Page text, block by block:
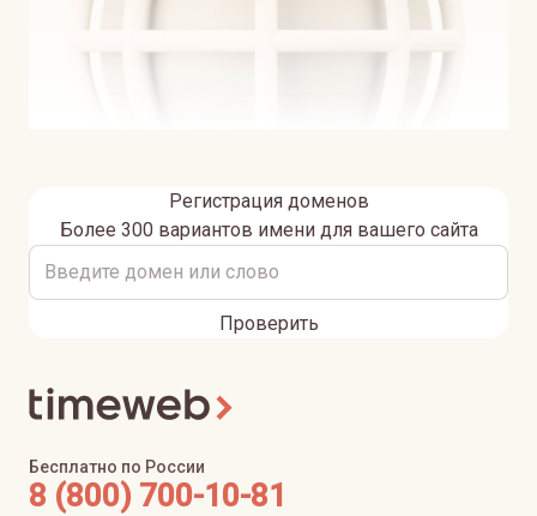
Регистрация доменов
Более 300 вариантов имени для вашего сайта
Проверить
Бесплатно по России
8 (800) 700-10-81